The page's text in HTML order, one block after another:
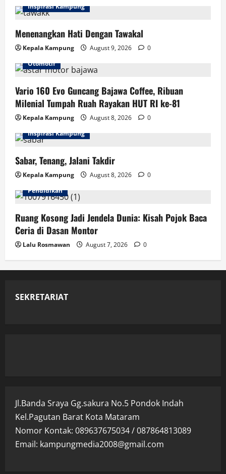
Inspirasi Kampung
Menenangkan Hati Dengan Tawakal
Kepala Kampung August 9, 2026
0
Otomotif
Vario 160 Evo Guncang Bajawa Coffee, Ribuan
Milenial Tumpah Ruah Rayakan HUT RI ke-81
Kepala Kampung August 8, 2026
0
Inspirasi Kampung
Sabar, Tenang, Jalani Takdir
Kepala Kampung August 8, 2026
0
Pendidikan
Ruang Kosong Jadi Jendela Dunia: Kisah Pojok Baca
Ceria di Dasan Montor
Lalu Rosmawan August 7, 2026 0
SEKRETARIAT
Jl.Banda Sraya Gg.sakura No.5 Pondok Indah
Kel.Pagutan Barat Kota Mataram
Nomor Kontak: 089637675034 / 087864813089
Email: kampungmedia2008@gmail.com